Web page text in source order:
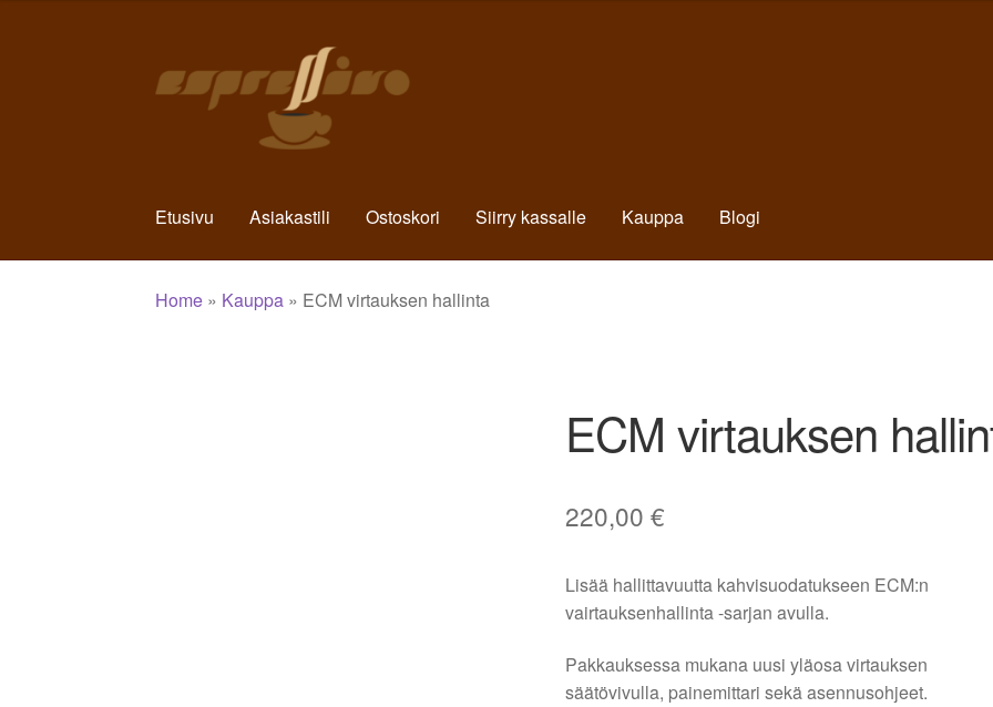
navigointiin
sisältöön
Etusivu Asiakastili Ostoskori Siirry kassalle Kauppa Blogi
Home » Kauppa » ECM virtauksen hallinta
ECM virtauksen
220,00€
Lisää hallittavuutta kahvisuodatukseen ECM:n
vairtauksenhallinta -sarjan avulla.
Pakkauksessa mukana uusi yläosa virtauksen
säätövivulla, painemittari sekä asennusohjeet.